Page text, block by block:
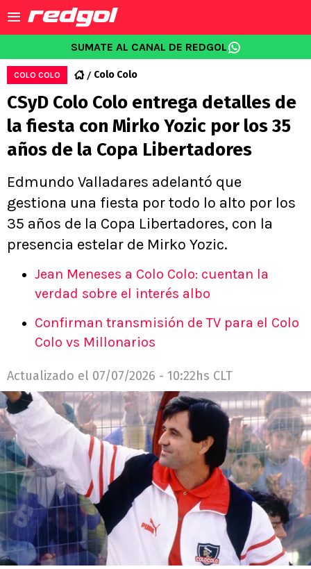
SUMATE AL CANAL DE REDGOL
COLO COLO Colo Colo
CSyD Colo Colo entrega detalles de
la fiesta con Mirko Yozic por los 35
años de la Copa Libertadores
Edmundo Valladares adelantó que
gestiona una fiesta por todo lo alto por los
35 años de la Copa Libertadores, con la
presencia estelar de Mirko Yozic.
Jean Meneses a Colo Colo: cuentan la
verdad sobre el interés albo
Confirman transmisión de TV para el Colo
Colo vs Millonarios
Actualizado el 07/07/2026 - 10:22hs CLT